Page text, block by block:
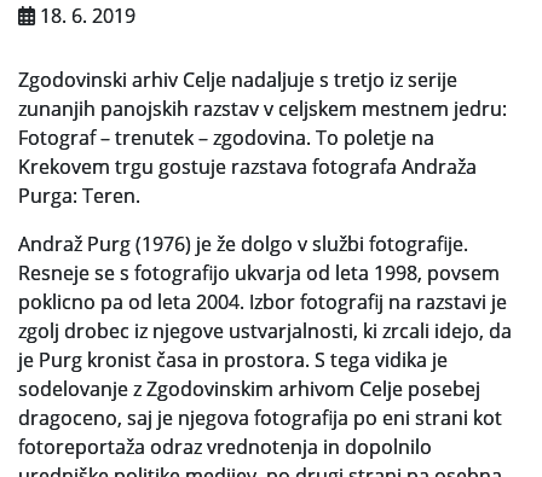
VAČ – VIRTUALNA ARHIVSKA ČITALNICA
Za ustvarjalce
Strokovna usposabljanja za uslužbence
Gradivo
Register ustvarjalcev
Arhivske škatle
Projekti
Slovenski elektronski arhiv
18. 6. 2019
Zgodovinski arhiv Celje nadaljuje s tretjo iz serije
zunanjih panojskih razstav v celjskem mestnem jedru:
Fotograf – trenutek – zgodovina. To poletje na
Krekovem trgu gostuje razstava fotografa Andraža
Purga: Teren.
Andraž Purg (1976) je že dolgo v službi fotografije.
Resneje se s fotografijo ukvarja od leta 1998, povsem
poklicno pa od leta 2004. Izbor fotografij na razstavi je
zgolj drobec iz njegove ustvarjalnosti, ki zrcali idejo, da
je Purg kronist časa in prostora. S tega vidika je
sodelovanje z Zgodovinskim arhivom Celje posebej
dragoceno, saj je njegova fotografija po eni strani kot
fotoreportaža odraz vrednotenja in dopolnilo